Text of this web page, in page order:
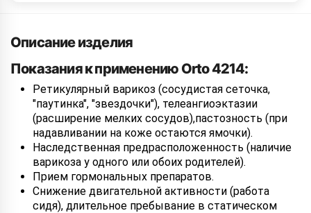
Описание изделия
Показания к применению Orto 4214:
Ретикулярный варикоз (сосудистая сеточка,
"паутинка", "звездочки"), телеангиоэктазии
(расширение мелких сосудов),пастозность (при
надавливании на коже остаются ямочки).
Наследственная предрасположенность (наличие
варикоза у одного или обоих родителей).
Прием гормональных препаратов.
Снижение двигательной активности (работа
сидя), длительное пребывание в статическом